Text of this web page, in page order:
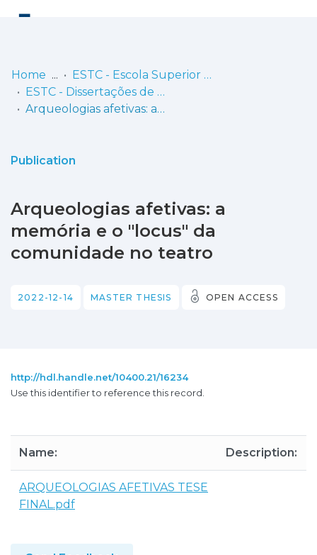
Communities
Statistics
Home
ESTC - Escola Superior de Teatro e Cinema
ESTC - Dissertações de Mestrado
Arqueologias afetivas: a memória e o "locus" da comunidade no teatro
Publication
Arqueologias afetivas: a
memória e o "locus" da
comunidade no teatro
2022-12-14 MASTER THESIS OPEN ACCESS
http://hdl.handle.net/10400.21/16234
Use this identifier to reference this record.
Name: Description:
ARQUEOLOGIAS AFETIVAS TESE
FINAL.pdf